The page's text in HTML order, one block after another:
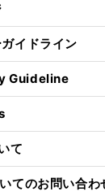
イドライン
Guideline
て
てのお問い合わ